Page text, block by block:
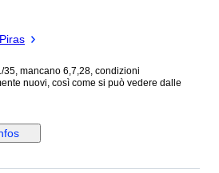
mancano 6,7,28, condizioni
nuovi, così come si può vedere dalle